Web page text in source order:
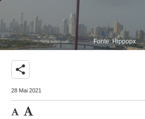
Fonte: Hippopx
share
28 Mai 2021